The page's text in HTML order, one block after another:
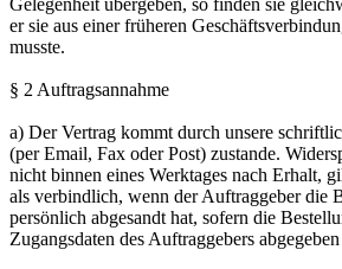
er sie aus einer früheren
musste.
§ 2 Auftragsannahme
a) Der Vertrag kommt durch unsere
(per Email, Fax oder Post) zustande.
nicht binnen eines Werktages nach Erhalt,
als verbindlich, wenn der Auftraggeber die
persönlich abgesandt hat, sofern die
Zugangsdaten des Auftraggebers